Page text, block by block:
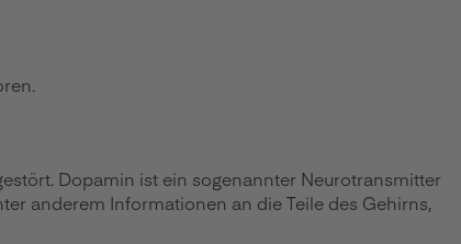
Dopamin ist ein sogenannter Neurotransmitter
anderem Informationen an die Teile des Gehirns,